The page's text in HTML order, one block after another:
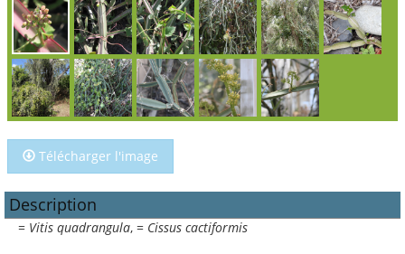
Télécharger l'image
Description
= Vitis quadrangula, = Cissus cactiformis